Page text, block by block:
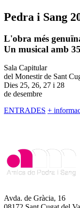
Pedra i Sang
L'obra més
Un musical amb
Sala Capitular
del Monestir de Sant
Dies 25, 26, 27 i 28
de desembre
ENTRADES +
Avda. de Gràcia, 16